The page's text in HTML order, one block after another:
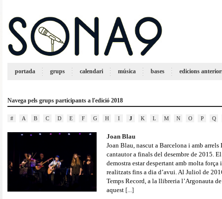
portada grups calendari música bases edicions
Navega pels grups participants a l'edició 2018
# A B C D E F G H I J K L M N O P Q
Joan Blau
Joan Blau, nascut a Barcelona i amb
cantautor a finals del desembre de 2015.
demostra estar despertant amb molta
realitzats fins a dia d’avui. Al Juliol de
Temps Record, a la llibreria l’Argonauta
aquest [...]